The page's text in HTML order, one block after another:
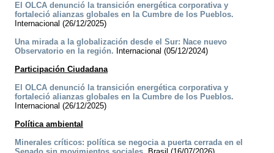
El OLCA denunció la transición energética corporativa y
fortaleció alianzas globales en la Cumbre de los Pueblos.
Internacional (26/12/2025)
Una mirada a la globalización desde el Sur: Nace nuevo
Observatorio en la región. Internacional (05/12/2024)
Participación Ciudadana
El OLCA denunció la transición energética corporativa y
fortaleció alianzas globales en la Cumbre de los Pueblos.
Internacional (26/12/2025)
Política ambiental
Minerales críticos: política se negocia a puerta cerrada en el